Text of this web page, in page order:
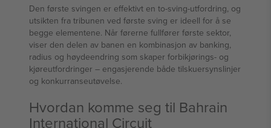
Den første svingen er effektivt en to-sving-utfordring, og
utsikten fra tribunen ved første sving er ideell for å se
begge elementene. Når førerne fullfører første sektor,
viser den delen av banen en kombinasjon av banking,
radius og høydeendring som skaper forbikjørings- og
kjøreutfordringer – engasjerende både tilskuersynslinjer
og konkurranseutøvelse.
Hvordan komme seg til Bahrain
International Circuit